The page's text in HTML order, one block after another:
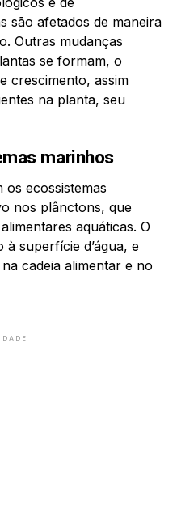
são afetados de maneira
Outras mudanças
se formam, o
crescimento, assim
na planta, seu
marinhos
os ecossistemas
nos plânctons, que
aquáticas. O
superfície d’água, e
cadeia alimentar e no